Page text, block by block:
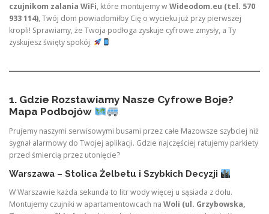
czujnikom zalania WiFi, które montujemy wWideodom.eu (tel. 570
933 114), Twój dom powiadomiłby Cię o wycieku już przy pierwszej
kropli! Sprawiamy, że Twoja podłoga zyskuje cyfrowe zmysły, a Ty
zyskujesz święty spokój.
1. Gdzie Rozstawiamy Nasze Cyfrowe Boje?
Mapa Podbojów
Prujemy naszymi serwisowymi busami przez całe Mazowsze szybciej niż
sygnał alarmowy do Twojej aplikacji. Gdzie najczęściej ratujemy parkiety
przed śmiercią przez utonięcie?
Warszawa – Stolica Żelbetu i Szybkich Decyzji
W Warszawie każda sekunda to litr wody więcej u sąsiada z dołu.
Montujemy czujniki w apartamentowcach na Woli (ul. Grzybowska,